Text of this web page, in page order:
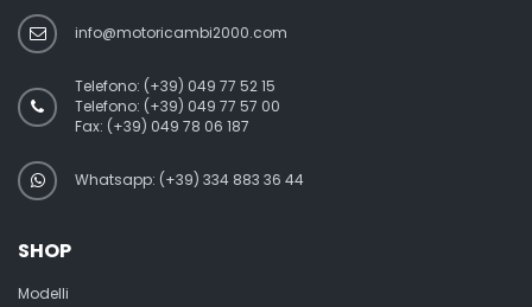
info@motoricambi2000.com
Telefono: (+39) 049 77 52 15
Telefono: (+39) 049 77 57 00
Fax: (+39) 049 78 06 187
Whatsapp: (+39) 334 883 36 44
SHOP
Modelli